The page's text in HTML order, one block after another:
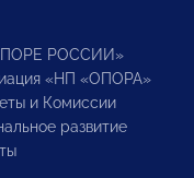
РОССИИ»
«НП «ОПОРА»
и Комиссии
развитие